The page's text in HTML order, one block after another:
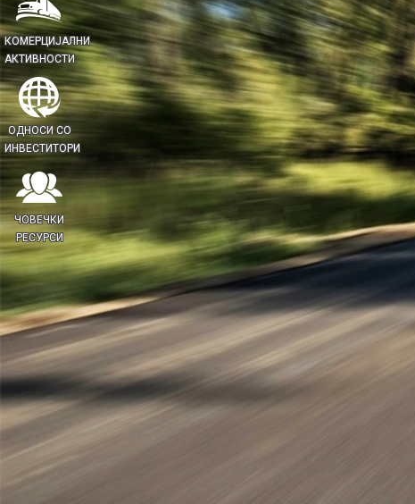
КОМЕРЦИЈАЛНИ
АКТИВНОСТИ
ОДНОСИ СО
ИНВЕСТИТОРИ
ЧОВЕЧКИ
РЕСУРСИ